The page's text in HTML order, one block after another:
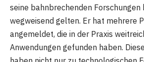
seine bahnbrechenden
wegweisend gelten. Er hat mehrere
angemeldet, die in der Praxis
Anwendungen gefunden haben.